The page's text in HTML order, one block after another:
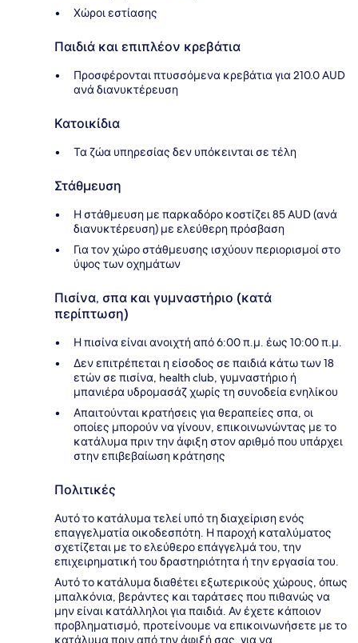
Χώροι εστίασης
Παιδιά και επιπλέον κρεβάτια
Προσφέρονται πτυσσόμενα κρεβάτια για 210.0 AUD
ανά διανυκτέρευση
Κατοικίδια
Τα ζώα υπηρεσίας δεν υπόκεινται σε τέλη
Στάθμευση
Η στάθμευση με παρκαδόρο κοστίζει 85 AUD (ανά
διανυκτέρευση) με ελεύθερη πρόσβαση
Για τον χώρο στάθμευσης ισχύουν περιορισμοί στο
ύψος των οχημάτων
Πισίνα, σπα και γυμναστήριο (κατά
περίπτωση)
Η πισίνα είναι ανοιχτή από 6:00 π.μ. έως 10:00 π.μ.
Δεν επιτρέπεται η είσοδος σε παιδιά κάτω των 18
ετών σε πισίνα, health club, γυμναστήριο ή
μπανιέρα υδρομασάζ χωρίς τη συνοδεία ενηλίκου
Απαιτούνται κρατήσεις για θεραπείες σπα, οι
οποίες μπορούν να γίνουν, επικοινωνώντας με το
κατάλυμα πριν την άφιξη στον αριθμό που υπάρχει
στην επιβεβαίωση κράτησης
Πολιτικές
Αυτό το κατάλυμα τελεί υπό τη διαχείριση ενός
επαγγελματία οικοδεσπότη. Η παροχή καταλύματος
σχετίζεται με το ελεύθερο επάγγελμά του, την
επιχειρηματική του δραστηριότητα ή την εργασία του.
Αυτό το κατάλυμα διαθέτει εξωτερικούς χώρους, όπως
μπαλκόνια, βεράντες και ταράτσες που πιθανώς να
μην είναι κατάλληλοι για παιδιά. Αν έχετε κάποιον
προβληματισμό, προτείνουμε να επικοινωνήσετε με το
κατάλυμα πριν από την άφιξή σας, για να